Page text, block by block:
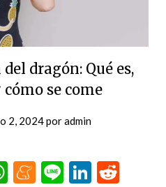
dragón: Qué es,
se come
2, 2024poradmin
WhatsApp
Meneame
Line